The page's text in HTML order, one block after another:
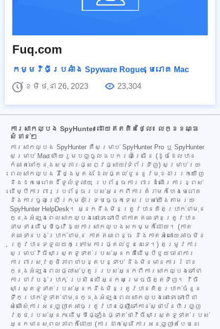
Fuq.com
កម្មវិធីប្រឆាំង Spyware Rogue, មេរោគ Mac
ខែមិថុនា 26, 2023
23,304
ការសាកល្បង SpyHunter ដោយឥតគិតថ្លៃ៖ លក្ខខណ្ឌ
សំខាន់ៗ
ការសាកល្បង SpyHunter គឺសម្រាប់ SpyHunter Pro ឬ SpyHunter
សម្រាប់ Mac ហើយរួមបញ្ចូលឧបករណ៍ច្រើន (ដូចដែលបាន
កំណត់នៅក្នុងសម្ភារៈផ្សព្វផ្សាយ/ទំព័រទិញ) សម្រាប់រយៈ
ពេលសាកល្បង 7 ថ្ងៃម្តង ដែលផ្តល់ជូននូវមុខងាររកឃើញ
និងដកមេរោគដ៏ទូលំទូលាយ ប្រព័ន្ធការពារដំណើរការខ្ពស់
ដើម្បីការពារប្រព័ន្ធរបស់អ្នកពីការគំរាមកំហែងមេរោគ
និងការចូលប្រើក្រុមគាំទ្របច្ចេកទេសរបស់យើងតាមរយៈ
SpyHunter HelpDesk។ អ្នកនឹងមិនត្រូវបានគិតប្រាក់ជាមុន
ក្នុងអំឡុងពេលសាកល្បងនោះទេ ទោះបីជាកាតឥណទានត្រូវបាន
ទាមទារដើម្បីធ្វើឱ្យការសាកល្បងសកម្មក៏ដោយ។ (កាត
ឥណទានបង់ប្រាក់ជាមុន កាតឥណពន្ធ និងកាតអំណោយអាចមិន
ត្រូវបានទទួលយកក្រោមការផ្តល់ជូននេះទេ។) តម្រូវការ
សម្រាប់វិធីសាស្ត្រទូទាត់របស់អ្នកគឺដើម្បីជួយធានាការ
ការពារសុវត្ថិភាពជាបន្តបន្ទាប់ និងមិនមានការរំខាន
ក្នុងអំឡុងពេលផ្លាស់ប្តូររបស់អ្នកពីការសាកល្បងទៅជា
ការជាវបង់ប្រាក់ ប្រសិនបើអ្នកសម្រេចចិត្តទិញ។ វិធី
សាស្ត្រទូទាត់របស់អ្នកនឹងមិនត្រូវបានគិតប្រាក់ចំនួន
ទឹកប្រាក់ទូទាត់ជាមុនក្នុងអំឡុងពេលសាកល្បងនោះទេ ទោះបីជា
សំណើសុំការអនុញ្ញាតអាចត្រូវបានផ្ញើទៅកាន់ស្ថាប័នហិរញ្ញ
វត្ថុរបស់អ្នក ដើម្បីផ្ទៀងផ្ទាត់ថាវិធីសាស្ត្រទូទាត់របស់
អ្នកមានសុពលភាពក៏ដោយ (ការដាក់ស្នើការអនុញ្ញាតបែបនេះ